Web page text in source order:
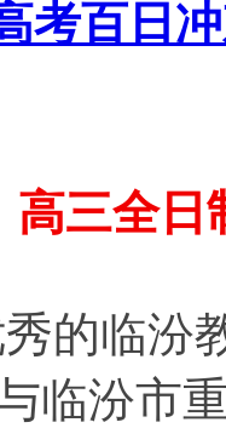
考百日
高三全日
的临汾
与临汾市